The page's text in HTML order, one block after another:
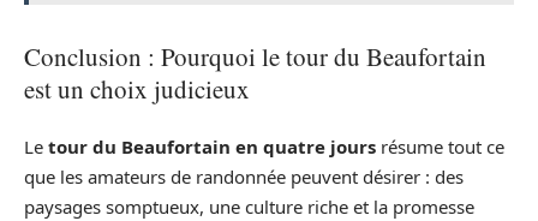
Conclusion : Pourquoi le tour du Beaufortain
est un choix judicieux
Le tour du Beaufortain en quatre jours résume tout ce
que les amateurs de randonnée peuvent désirer : des
paysages somptueux, une culture riche et la promesse